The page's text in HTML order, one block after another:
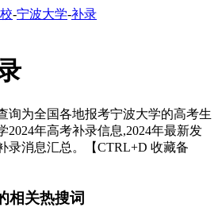
-宁波大学-补录
询为全国各地报考宁波大学的高考生
2024年高考补录信息,2024年最新发
录消息汇总。【CTRL+D 收藏备
相关热搜词